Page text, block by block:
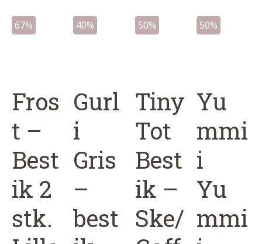
67%
Fros
t –
Best
ik 2
stk.
40%
Gurl
i
Gris
–
best
50%
Tiny
Tot
Best
ik –
Ske/
50%
Yu
mmi
i
Yu
mmi